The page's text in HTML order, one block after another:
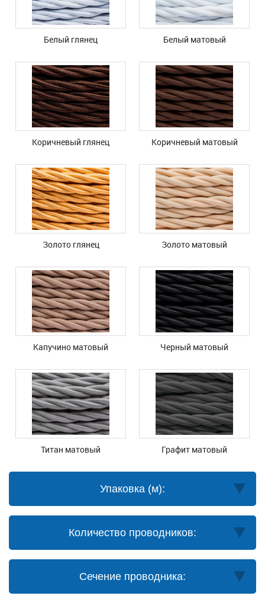
Белый глянец Белый матовый
Коричневый глянец Коричневый матовый
Золото глянец Золото матовый
Капучино матовый Черный матовый
Титан матовый Графит матовый
Упаковка (м):
Количество проводников:
Сечение проводника: